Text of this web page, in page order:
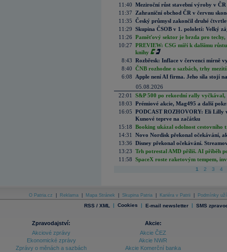
11:40 Meziroční růst stavební výroby v
11:37
Zahraniční obchod ČR v červnu
11:35 Český průmysl zakončil druhé
11:29 Skupina ČSOB v 1. pololetí: Velký
11:26 Paměťový sektor je brzda pro techy,
10:27 PREVIEW: CSG míří k dalšímu
knihy
8:43 Rozbřesk: Inflace v červenci mírně
8:40 ČNB rozhodne o sazbách, trhy
6:08
Apple není AI firma. Jeho síla stojí
05.08.2026
22:01
S&P 500 po rekordní rally vyčkával,
18:03 Prémiové akcie, Mag495 a další
16:05 PODCAST ROZHOVORY: Eli Lilly
Kunové teprve na začátku
15:18 Booking ukázal odolnost cestovního
14:31
Novo Nordisk překonal očekávání,
13:36 Disney překonal očekávání.
13:23 Trh potrestal AMD příliš. AI příběh
11:58 SpaceX roste raketovým tempem,
1 2 3 4
O Patria.cz Reklama Mapa Stránek Skupina Patria Kariéra v Patrii Podmínky
RSS / XML | Cookies | E-mail newsletter | SMS
Zpravodajství:
Akciové zprávy
Ekonomické zprávy
Zprávy o měnách a sazbách
Akcie:
Akcie ČEZ
Akcie NWR
Akcie Komerční banka